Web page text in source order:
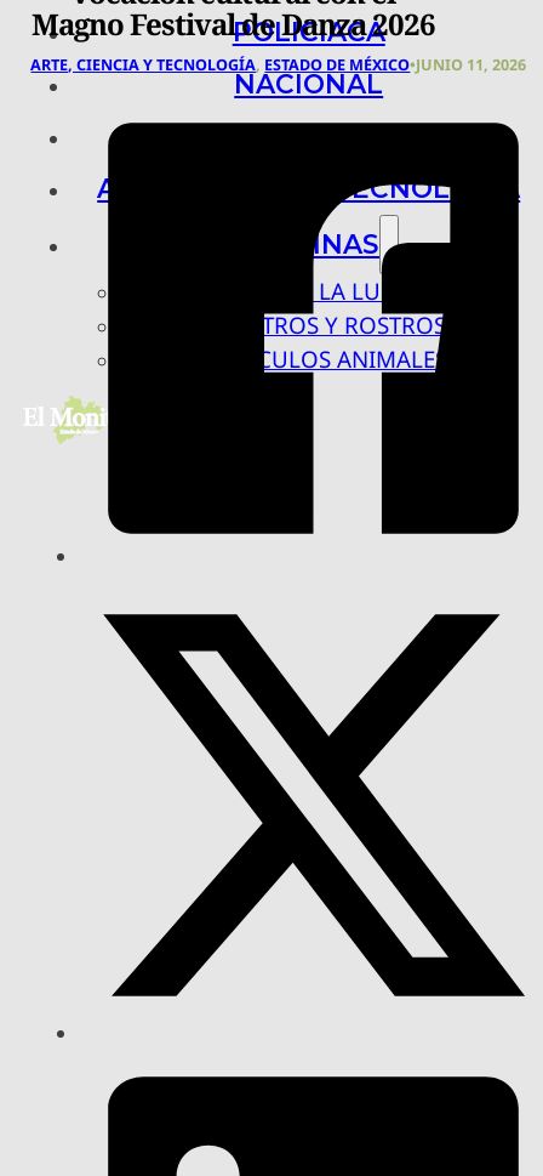
POLICIACA
NACIONAL
ARTE, CIENCIA Y TECNOLOGÍA
COLUMNAS
BAJO LA LUPA
RASTROS Y ROSTROS
VÍNCULOS ANIMALES
Magno Festival de Danza 2026
ARTE, CIENCIA Y TECNOLOGÍA, ESTADO DE MÉXICO•JUNIO 11, 2026